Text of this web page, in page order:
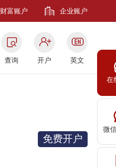
在
微
财富账户 企业账户
查询 开户 英文
免费开户